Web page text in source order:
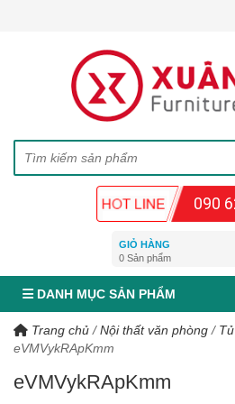
090
GIỎ HÀNG
0 Sản phẩm
DANH MỤC SẢN PHẨM
Trang chủ /Nội thất văn phòng /
eVMVykRApKmm
eVMVykRApKmm